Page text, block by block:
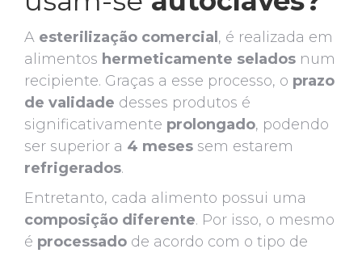
A esterilização comercial , é realizada em
alimentos hermeticamente selados num
recipiente. Graças a esse processo, o prazo
de validade desses produtos é
significativamente prolongado, podendo
ser superior a 4 meses sem estarem
refrigerados.
Entretanto, cada alimento possui uma
composição diferente. Por isso, o mesmo
é processado de acordo com o tipo de